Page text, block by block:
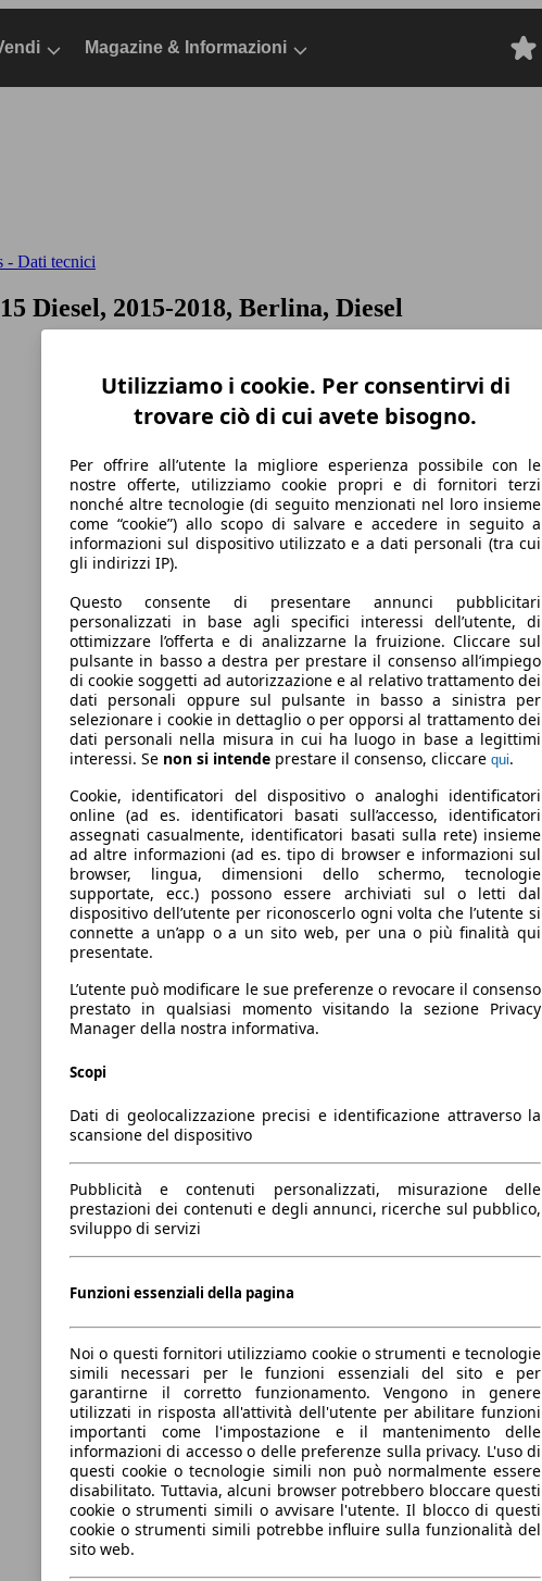
Magazine & Informazioni
- Dati tecnici
Diesel, 2015-2018, Berlina, Diesel
Utilizziamo i cookie. Per consentirvi di
trovare ciò di cui avete bisogno.
Per offrire all’utente la migliore esperienza possibile con le
nostre offerte, utilizziamo cookie propri e di fornitori terzi
nonché altre tecnologie (di seguito menzionati nel loro insieme
come “cookie”) allo scopo di salvare e accedere in seguito a
informazioni sul dispositivo utilizzato e a dati personali (tra cui
gli indirizzi IP).
Questo consente di presentare annunci pubblicitari
personalizzati in base agli specifici interessi dell’utente, di
ottimizzare l’offerta e di analizzarne la fruizione. Cliccare sul
pulsante in basso a destra per prestare il consenso all’impiego
di cookie soggetti ad autorizzazione e al relativo trattamento dei
dati personali oppure sul pulsante in basso a sinistra per
selezionare i cookie in dettaglio o per opporsi al trattamento dei
dati personali nella misura in cui ha luogo in base a legittimi
interessi. Se non si intende prestare il consenso, cliccare qui.
Cookie, identificatori del dispositivo o analoghi identificatori
online (ad es. identificatori basati sull’accesso, identificatori
assegnati casualmente, identificatori basati sulla rete) insieme
ad altre informazioni (ad es. tipo di browser e informazioni sul
browser, lingua, dimensioni dello schermo, tecnologie
supportate, ecc.) possono essere archiviati sul o letti dal
dispositivo dell’utente per riconoscerlo ogni volta che l’utente si
connette a un’app o a un sito web, per una o più finalità qui
presentate.
L’utente può modificare le sue preferenze o revocare il consenso
prestato in qualsiasi momento visitando la sezione Privacy
Manager della nostra informativa.
Scopi
Dati di geolocalizzazione precisi e identificazione attraverso la
scansione del dispositivo
Pubblicità e contenuti personalizzati, misurazione delle
prestazioni dei contenuti e degli annunci, ricerche sul pubblico,
sviluppo di servizi
Funzioni essenziali della pagina
Noi o questi fornitori utilizziamo cookie o strumenti e tecnologie
simili necessari per le funzioni essenziali del sito e per
garantirne il corretto funzionamento. Vengono in genere
utilizzati in risposta all'attività dell'utente per abilitare funzioni
importanti come l'impostazione e il mantenimento delle
informazioni di accesso o delle preferenze sulla privacy. L'uso di
questi cookie o tecnologie simili non può normalmente essere
disabilitato. Tuttavia, alcuni browser potrebbero bloccare questi
cookie o strumenti simili o avvisare l'utente. Il blocco di questi
cookie o strumenti simili potrebbe influire sulla funzionalità del
sito web.